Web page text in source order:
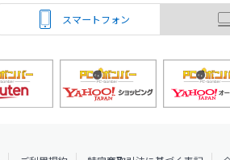
スマートフォン